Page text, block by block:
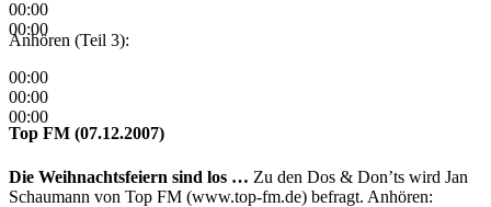
00:00
00:00
Anhören (Teil 3):
00:00
00:00
00:00
Top FM (07.12.2007)
Die Weihnachtsfeiern sind los … Zu den Dos & Don’ts wird Jan
Schaumann von Top FM (www.top-fm.de) befragt. Anhören: